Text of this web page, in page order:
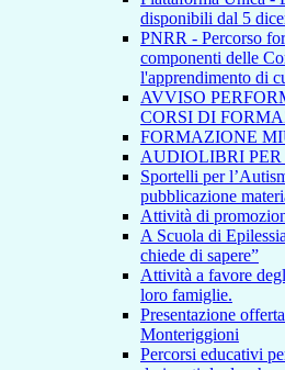
disponibili dal 5
PNRR - Percorso
componenti delle
l'apprendimento di
AVVISO
CORSI DI
FORMAZIONE
AUDIOLIBRI PER
Sportelli per
pubblicazione
Attività di
A Scuola di
chiede di sapere”
Attività a favore
loro famiglie.
Presentazione
Monteriggioni
Percorsi educativi